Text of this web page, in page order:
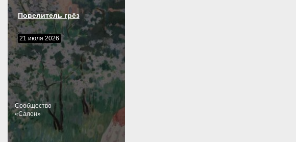
Повелитель грёз
21 июля 2026
Cообщество
«Салон»